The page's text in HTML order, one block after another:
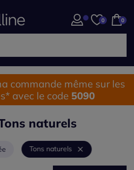
0 0
commande même sur les
avec le code 5090
naturels
Tons naturels